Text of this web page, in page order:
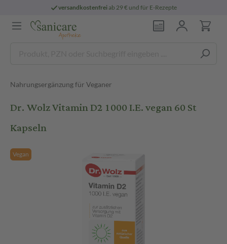
versandkostenfreiab 29 € und für E-Rezepte
Nahrungsergänzung für Veganer
Dr. Wolz Vitamin D2 1000 I.E. vegan 60 St
Kapseln
Vegan